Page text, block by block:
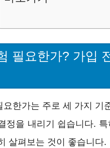
필요한가? 가입
요한가는 주로 세 가지 기
정을 내리기 쉽습니다.
살펴보는 것이 좋습니다.